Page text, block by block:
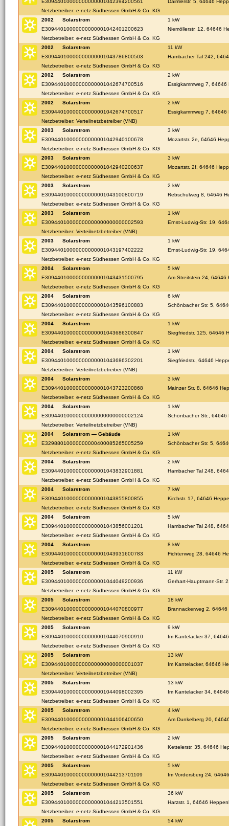
E30944010000000000001042394200561
Daimlerstr. 5, 64646
Netzbetreiber: e-netz Südhessen GmbH & Co. KG
2002
Solarstrom
1 kW
E30944010000000000001042401200623
Niemöllerstr. 12, 64646
Netzbetreiber: e-netz Südhessen GmbH & Co. KG
2002
Solarstrom
11 kW
E30944010000000000001043786800503
Hambacher Tal 242,
Netzbetreiber: e-netz Südhessen GmbH & Co. KG
2002
Solarstrom
2 kW
E30944010000000000001042674700516
Essigkammweg 7, 64646
Netzbetreiber: e-netz Südhessen GmbH & Co. KG
2002
Solarstrom
2 kW
E30944010000000000001042674700517
Essigkammweg 7, 64646
Netzbetreiber: Verteilnetzbetreiber (VNB)
2003
Solarstrom
3 kW
E30944010000000000001042940100678
Mozartstr. 2e, 64646
Netzbetreiber: e-netz Südhessen GmbH & Co. KG
2003
Solarstrom
3 kW
E30944010000000000001042940200637
Mozartstr. 2f, 64646
Netzbetreiber: e-netz Südhessen GmbH & Co. KG
2003
Solarstrom
2 kW
E30944010000000000001043100800719
Rebschulweg 8, 64646
Netzbetreiber: e-netz Südhessen GmbH & Co. KG
2003
Solarstrom
1 kW
E30944010000000000000000000002593
Ernst-Ludwig-Str. 19,
Netzbetreiber: Verteilnetzbetreiber (VNB)
2003
Solarstrom
1 kW
E30944010000000000001043197402222
Ernst-Ludwig-Str. 19,
Netzbetreiber: e-netz Südhessen GmbH & Co. KG
2004
Solarstrom
5 kW
E30944010000000000001043431500795
Am Streitstein 24, 64646
Netzbetreiber: e-netz Südhessen GmbH & Co. KG
2004
Solarstrom
6 kW
E30944010000000000001043596100883
Schönbacher Str. 5,
Netzbetreiber: e-netz Südhessen GmbH & Co. KG
2004
Solarstrom
1 kW
E30944010000000000001043686300847
Siegfriedstr. 125, 64646
Netzbetreiber: e-netz Südhessen GmbH & Co. KG
2004
Solarstrom
1 kW
E30944010000000000001043686302201
Siegfriedstr., 64646
Netzbetreiber: Verteilnetzbetreiber (VNB)
2004
Solarstrom
3 kW
E30944010000000000001043723200868
Mainzer Str. 8, 64646
Netzbetreiber: e-netz Südhessen GmbH & Co. KG
2004
Solarstrom
1 kW
E30944010000000000000000000002124
Schönbacher Str., 64646
Netzbetreiber: Verteilnetzbetreiber (VNB)
2004
Solarstrom — Gebäude
1 kW
E32988010000000000400085265005259
Schönbacher Str. 5,
Netzbetreiber: e-netz Südhessen GmbH & Co. KG
2004
Solarstrom
2 kW
E30944010000000000001043832901881
Hambacher Tal 248,
Netzbetreiber: e-netz Südhessen GmbH & Co. KG
2004
Solarstrom
7 kW
E30944010000000000001043855800855
Kirchstr. 17, 64646
Netzbetreiber: e-netz Südhessen GmbH & Co. KG
2004
Solarstrom
5 kW
E30944010000000000001043856001201
Hambacher Tal 248,
Netzbetreiber: e-netz Südhessen GmbH & Co. KG
2004
Solarstrom
8 kW
E30944010000000000001043931600783
Fichtenweg 28, 64646
Netzbetreiber: e-netz Südhessen GmbH & Co. KG
2005
Solarstrom
11 kW
E30944010000000000001044049200936
Gerhart-Hauptmann-Str.
Netzbetreiber: e-netz Südhessen GmbH & Co. KG
2005
Solarstrom
18 kW
E30944010000000000001044070800977
Brannackerweg 2, 64646
Netzbetreiber: e-netz Südhessen GmbH & Co. KG
2005
Solarstrom
9 kW
E30944010000000000001044070900910
Im Kantelacker 37,
Netzbetreiber: e-netz Südhessen GmbH & Co. KG
2005
Solarstrom
13 kW
E30944010000000000000000000001037
Im Kantelacker, 64646
Netzbetreiber: Verteilnetzbetreiber (VNB)
2005
Solarstrom
13 kW
E30944010000000000001044098002395
Im Kantelacker 34,
Netzbetreiber: e-netz Südhessen GmbH & Co. KG
2005
Solarstrom
4 kW
E30944010000000000001044106400650
Am Dunkelberg 20,
Netzbetreiber: e-netz Südhessen GmbH & Co. KG
2005
Solarstrom
2 kW
E30944010000000000001044172901436
Kettelerstr. 35, 64646
Netzbetreiber: e-netz Südhessen GmbH & Co. KG
2005
Solarstrom
5 kW
E30944010000000000001044213701109
Im Vordersberg 24,
Netzbetreiber: e-netz Südhessen GmbH & Co. KG
2005
Solarstrom
36 kW
E30944010000000000001044213501551
Harzstr. 1, 64646
Netzbetreiber: e-netz Südhessen GmbH & Co. KG
2005
Solarstrom
54 kW